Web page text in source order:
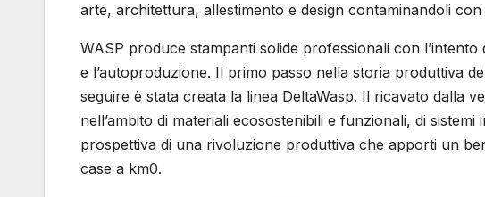
arte, architettura, allestimento e design contaminandoli
WASP produce stampanti solide professionali con
e l’autoproduzione. Il primo passo nella storia produttiva
seguire è stata creata la linea DeltaWasp. Il ricavato dalla
nell’ambito di materiali ecosostenibili e funzionali, di
prospettiva di una rivoluzione produttiva che apporti un
case a km0.